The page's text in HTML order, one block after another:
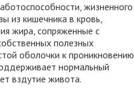
жизненного
из кишечника в кровь,
жира, сопряженные с
полезных
оболочки к проникновению
нормальный
вздутие живота.